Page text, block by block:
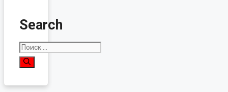
Search
Поиск: